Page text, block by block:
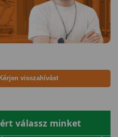
visszahívást
válassz minket